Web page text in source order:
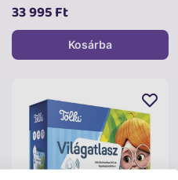
33 995 Ft
Kosárba